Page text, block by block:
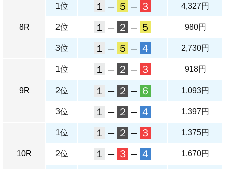
8R
1位 １ – ５ – ３ 4,327円
2位 １ – ２ – ５ 980円
3位 １ – ５ – ４ 2,730円
9R
1位 １ – ２ – ３ 918円
2位 １ – ２ – ６ 1,093円
3位 １ – ２ – ４ 1,397円
10R
1位 １ – ２ – ３ 1,375円
2位 １ – ３ – ４ 1,670円